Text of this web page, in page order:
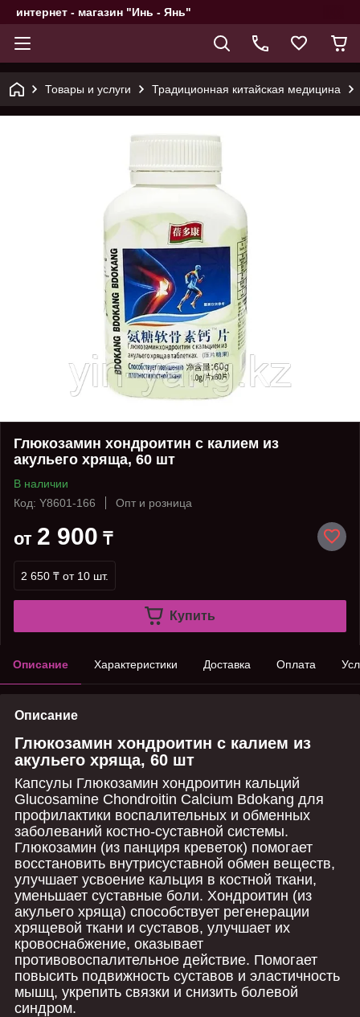
интернет - магазин "Инь - Янь"
Товары и услуги Традиционная китайская медицина
Глюкозамин хондроитин с калием из
акульего хряща, 60 шт
В наличии
Код: Y8601-166
Опт и розница
от 2 900 ₸
2 650 ₸ от 10 шт.
Купить
Описание Характеристики Доставка Оплата
Описание
Глюкозамин хондроитин с калием из
акульего хряща, 60 шт
Капсулы Глюкозамин хондроитин кальций
Glucosamine Chondroitin Calcium Bdokang для
профилактики воспалительных и обменных
заболеваний костно-суставной системы.
Глюкозамин (из панциря креветок) помогает
восстановить внутрисуставной обмен веществ,
улучшает усвоение кальция в костной ткани,
уменьшает суставные боли. Хондроитин (из
акульего хряща) способствует регенерации
хрящевой ткани и суставов, улучшает их
кровоснабжение, оказывает
противовоспалительное действие. Помогает
повысить подвижность суставов и эластичность
мышц, укрепить связки и снизить болевой
синдром.